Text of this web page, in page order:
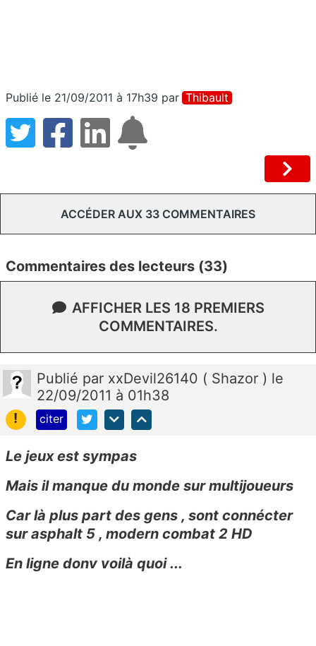
Publié le 21/09/2011 à 17h39 par Thibault
ACCÉDER AUX 33 COMMENTAIRES
Commentaires des lecteurs (33)
AFFICHER LES 18 PREMIERS
COMMENTAIRES.
Publié par xxDevil26140 ( Shazor ) le
22/09/2011 à 01h38
!
citer
Le jeux est sympas
Mais il manque du monde sur multijoueurs
Car là plus part des gens , sont connécter
sur asphalt 5 , modern combat 2 HD
En ligne donv voilà quoi ...